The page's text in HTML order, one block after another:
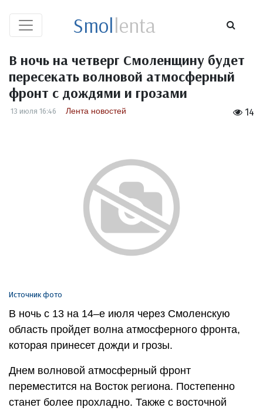
Smollenta
В ночь на четверг Смоленщину будет
пересекать волновой атмосферный
фронт с дождями и грозами
14
13 июля 16:46 Лента новостей
Источник фото
В ночь с 13 на 14–е июля через Смоленскую
область пройдет волна атмосферного фронта,
которая принесет дожди и грозы.
Днем волновой атмосферный фронт
переместится на Восток региона. Постепенно
станет более прохладно. Также с восточной